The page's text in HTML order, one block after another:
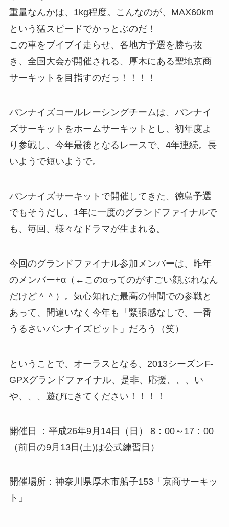
重量なんかは、1kg程度。こんなのが、MAX60km
という猛スピードでかっとぶのだ！
この車をブイブイ走らせ、各地方予選を勝ち抜
き、全国大会が開催される、厚木にある聖地京商
サーキットを目指すのだっ！！！！
バンナイズコールレーシングチームは、バンナイ
ズサーキットをホームサーキットとし、初年度よ
り参戦し、今年最後となるレースで、4年連続。長
いようで短いようで。
バンナイズサーキットで開催してきた、徳島予選
でもそうだし、1年に一度のグランドファイナルで
も、毎回、様々なドラマが生まれる。
今回のグランドファイナル参加メンバーは、昨年
のメンバー+α（←このαってのがすごい顔ぶれなん
だけど＾＾）。気心知れた最高の仲間での参戦と
あって、間違いなく今年も「緊張感なしで、一番
うるさいバンナイズピット」だろう（笑）
ということで、オーラスとなる、2013シーズンF-
GPXグランドファイナル、是非、応援、、、い
や、、、遊びにきてください！！！！
開催日 ：平成26年9月14日（日） 8：00～17：00
（前日の9月13日(土)は公式練習日）
開催場所：神奈川県厚木市船子153「京商サーキッ
ト」